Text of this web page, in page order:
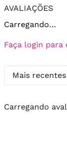
AVALIAÇÕES
Carregando…
Faça login para
Mais recentes
Carregando